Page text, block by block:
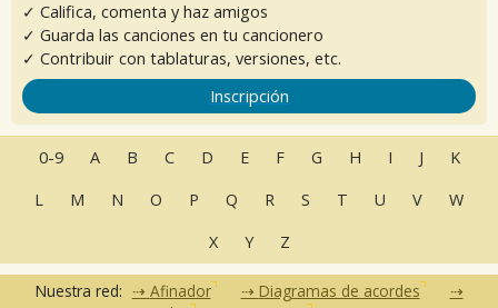
✓ Califica, comenta y haz amigos
✓ Guarda las canciones en tu cancionero
✓ Contribuir con tablaturas, versiones, etc.
Inscripción
0-9 A B C D E F G H I J
K
L
M N O P Q R S T U V
W
X
Y Z
Nuestra red: Afinador
Diagramas de acordes